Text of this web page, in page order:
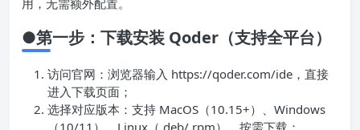
●第一步：下载安装 Qoder（支持全平台）
访问官网：浏览器输入 https://qoder.com/ide，直接
进入下载页面；